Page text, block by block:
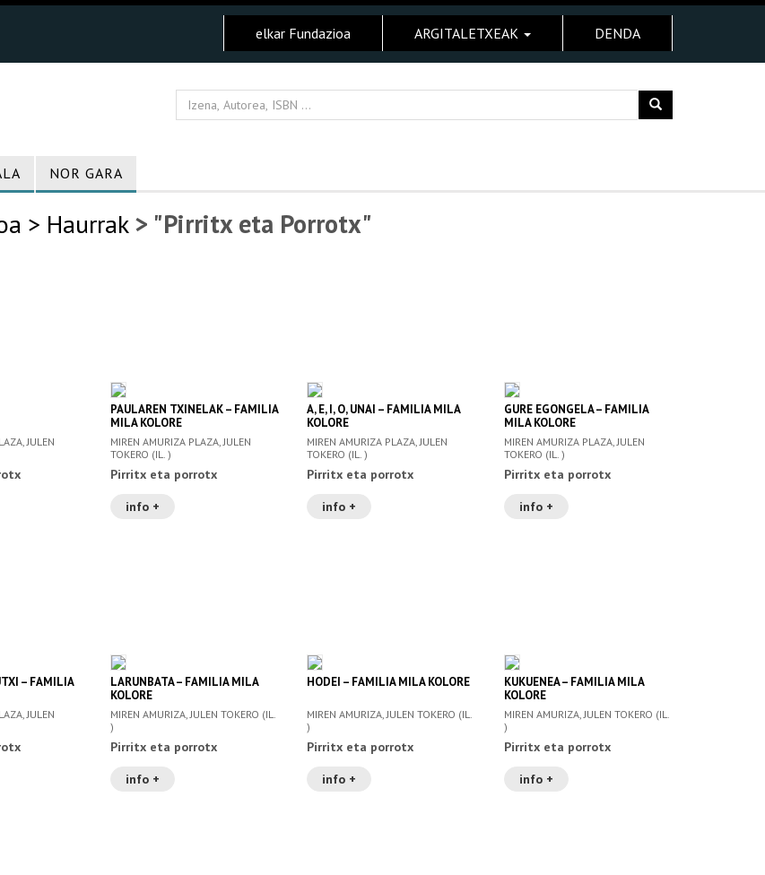
elkar Fundazioa ARGITALETXEAK DENDA
NOR GARA
> Haurrak> "Pirritx eta Porrotx"
JULEN
PAULAREN TXINELAK – FAMILIA
MILA KOLORE
MIREN AMURIZA PLAZA, JULEN
TOKERO (IL. )
Pirritx eta porrotx
info +
A, E, I, O, UNAI – FAMILIA MILA
KOLORE
MIREN AMURIZA PLAZA, JULEN
TOKERO (IL. )
Pirritx eta porrotx
info +
GURE EGONGELA – FAMILIA
MILA KOLORE
MIREN AMURIZA PLAZA, JULEN
TOKERO (IL. )
Pirritx eta porrotx
info +
– FAMILIA
JULEN
LARUNBATA – FAMILIA MILA
KOLORE
MIREN AMURIZA, JULEN TOKERO (IL.
)
Pirritx eta porrotx
info +
HODEI – FAMILIA MILA KOLORE
MIREN AMURIZA, JULEN TOKERO (IL.
)
Pirritx eta porrotx
info +
KUKUENEA – FAMILIA MILA
KOLORE
MIREN AMURIZA, JULEN TOKERO (IL.
)
Pirritx eta porrotx
info +